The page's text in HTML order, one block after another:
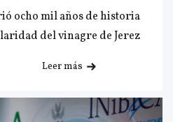
ocho mil años de historia
del vinagre de Jerez
Leer más